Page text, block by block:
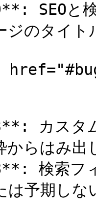
SEOと検
ジのタイト
カスタム
からはみ出
検索フィ
は予期しな